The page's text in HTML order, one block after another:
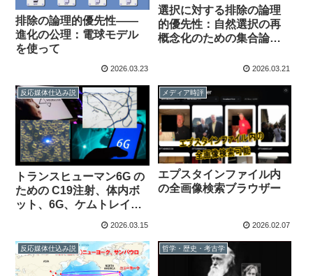
排除の論理的優先性——
進化の公理：電球モデル
を使って
2026.03.23
選択に対する排除の論理
的優先性：自然選択の再
概念化のための集合論的
2026.03.21
反応媒体仕込み説
トランスヒューマン6G の
ための C19注射、体内ボ
ット、6G、ケムトレイ
2026.03.15
メディア時評
エプスタインファイル内
の全画像検索ブラウザー
2026.02.07
反応媒体仕込み説 哲学・歴史・考古学